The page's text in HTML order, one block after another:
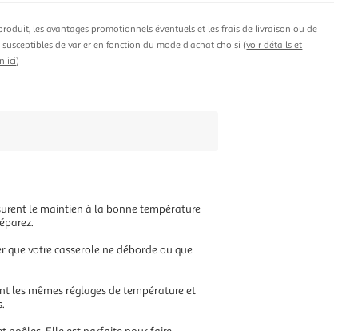
les avantages promotionnels éventuels et les frais de livraison ou de
de varier en fonction du mode d'achat choisi (voir détails et
ici)
le maintien à la bonne température
votre casserole ne déborde ou que
les mêmes réglages de température et